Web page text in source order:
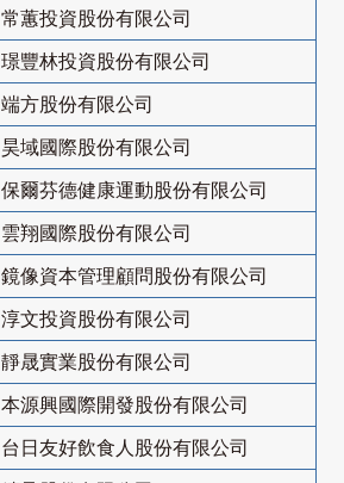
常蕙投資股份有限公司
璟豐林投資股份有限公司
端方股份有限公司
昊域國際股份有限公司
保爾芬德健康運動股份有限公司
雲翔國際股份有限公司
鏡像資本管理顧問股份有限公司
淳文投資股份有限公司
靜晟實業股份有限公司
本源興國際開發股份有限公司
台日友好飲食人股份有限公司